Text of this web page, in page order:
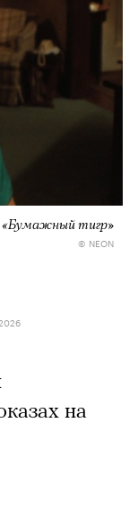
«Бумажный тигр»
© NEON
на